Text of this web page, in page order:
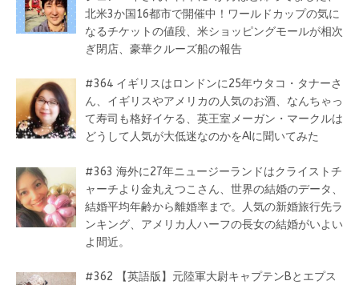
北米3か国16都市で開催中！ワールドカップの気に
なるチケットの値段、米ショッピングモールが相次
ぎ閉店、豪華クルーズ船の報告
#364 イギリスはロンドンに25年ウタコ・タナーさ
ん、イギリスやアメリカの人気のお酒、なんちゃっ
て寿司も格好イケる、英王室メーガン・マークルは
どうして人気が大低迷なのかをAIに聞いてみた
#363 海外に27年ニュージーランドはクライストチ
ャーチより金丸えつこさん、世界の結婚のデータ、
結婚平均年齢から離婚率まで。人気の新婚旅行先ラ
ンキング、アメリカ人ハーフの長女の結婚がいよい
よ間近。
#362 【英語版】元陸軍大尉キャプテンBとエプス